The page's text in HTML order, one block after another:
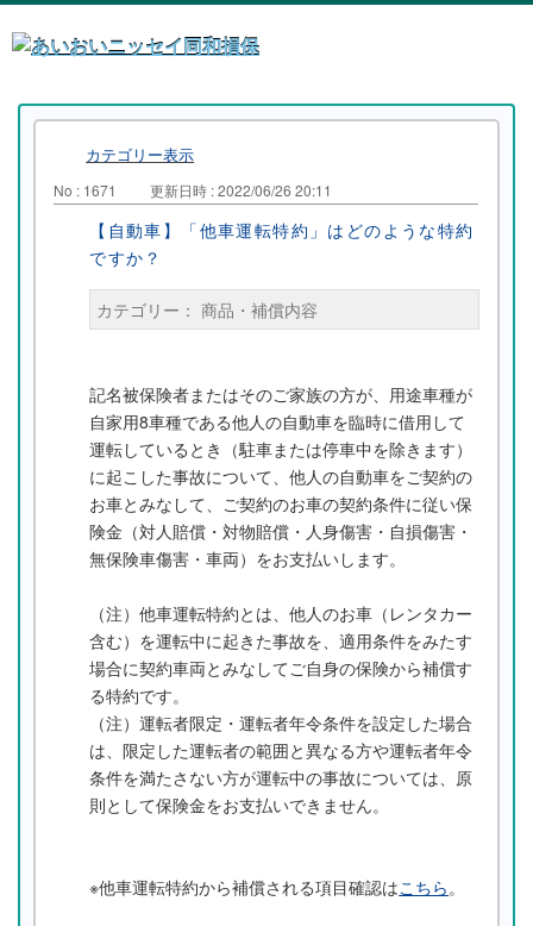
カテゴリー表示
No : 1671 更新日時 : 2022/06/26 20:11
【自動車】「他車運転特約」はどのような特約
ですか？
カテゴリー： 商品・補償内容
記名被保険者またはそのご家族の方が、用途車種が
自家用8車種である他人の自動車を臨時に借用して
運転しているとき（駐車または停車中を除きます）
に起こした事故について、他人の自動車をご契約の
お車とみなして、ご契約のお車の契約条件に従い保
険金（対人賠償・対物賠償・人身傷害・自損傷害・
無保険車傷害・車両）をお支払いします。
（注）他車運転特約とは、他人のお車（レンタカー
含む）を運転中に起きた事故を、適用条件をみたす
場合に契約車両とみなしてご自身の保険から補償す
る特約です。
（注）運転者限定・運転者年令条件を設定した場合
は、限定した運転者の範囲と異なる方や運転者年令
条件を満たさない方が運転中の事故については、原
則として保険金をお支払いできません。
※他車運転特約から補償される項目確認はこちら。